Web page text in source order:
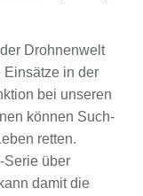
Drohnenwelt
in der
bei unseren
können Such-
retten.
Serie über
damit die